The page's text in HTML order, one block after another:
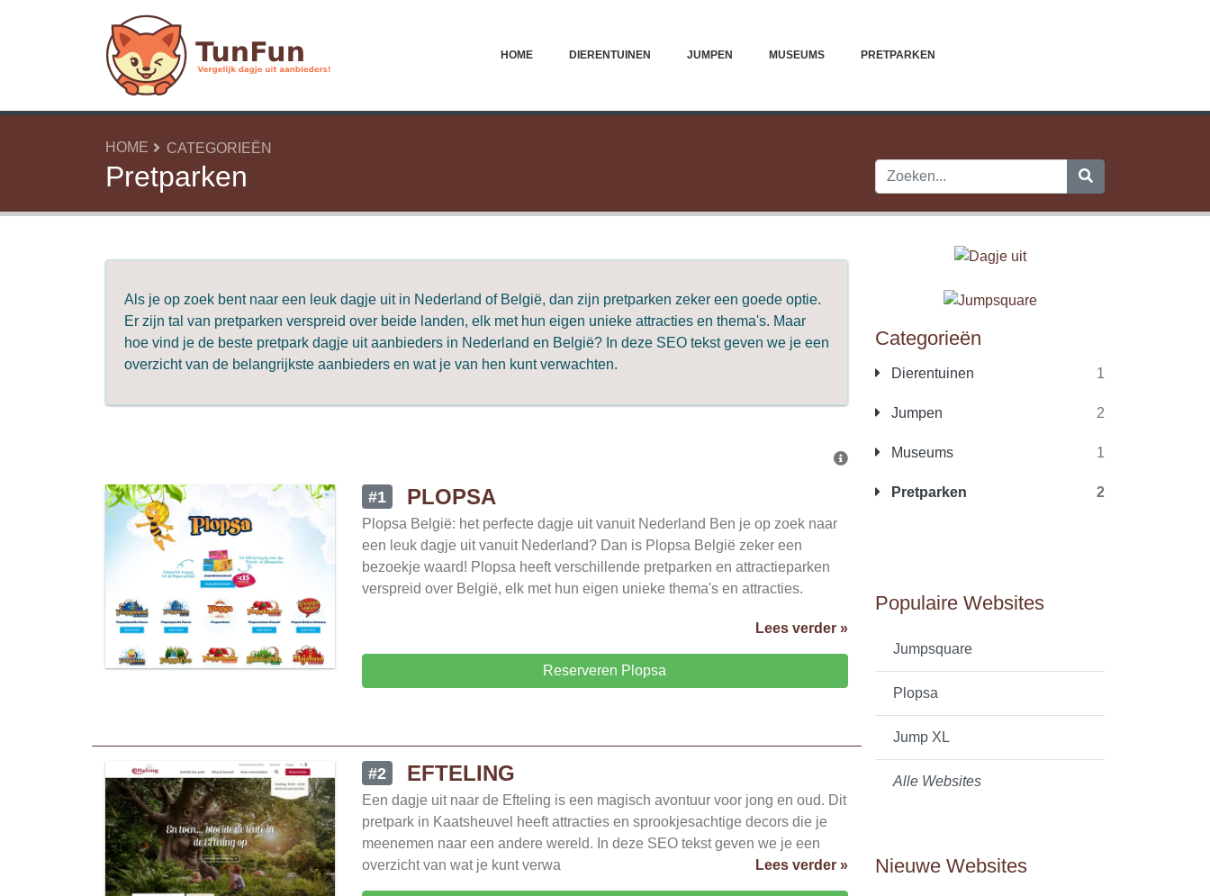
HOME DIERENTUINEN JUMPEN MUSEUMS PRETPARKEN
HOME CATEGORIEËN
Pretparken
Categorieën
Dierentuinen 1
Jumpen 2
Museums 1
Pretparken 2
Populaire Websites
Jumpsquare
Plopsa
Jump XL
Alle Websites
Nieuwe Websites
Als je op zoek bent naar een leuk dagje uit in Nederland of België, dan zijn pretparken zeker een goede optie.
Er zijn tal van pretparken verspreid over beide landen, elk met hun eigen unieke attracties en thema's. Maar
hoe vind je de beste pretpark dagje uit aanbieders in Nederland en België? In deze SEO tekst geven we je een
overzicht van de belangrijkste aanbieders en wat je van hen kunt verwachten.
#1 PLOPSA
Plopsa België: het perfecte dagje uit vanuit Nederland Ben je op zoek naar
een leuk dagje uit vanuit Nederland? Dan is Plopsa België zeker een
bezoekje waard! Plopsa heeft verschillende pretparken en attractieparken
verspreid over België, elk met hun eigen unieke thema's en attracties.
Lees verder »
Reserveren Plopsa
#2 EFTELING
Een dagje uit naar de Efteling is een magisch avontuur voor jong en oud. Dit
pretpark in Kaatsheuvel heeft attracties en sprookjesachtige decors die je
meenemen naar een andere wereld. In deze SEO tekst geven we je een
overzicht van wat je kunt verwa
Lees verder »